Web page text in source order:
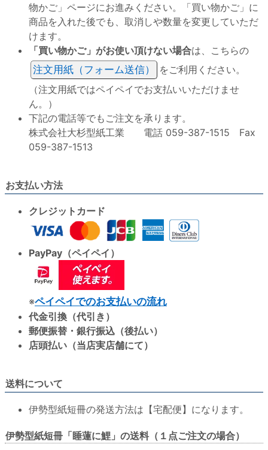
物かご」ページにお進みください。「買い物かご」に
商品を入れた後でも、取消しや数量を変更していただ
けます。
「買い物かご」がお使い頂けない場合は、こちらの
注文用紙（フォーム送信）
をご利用ください。
（注文用紙ではペイペイでお支払いいただけませ
ん。）
下記の電話等でもご注文を承ります。
株式会社大杉型紙工業 電話 059-387-1515 Fax
059-387-1513
お支払い方法
クレジットカード
PayPay（ペイペイ）
※ペイペイでのお支払いの流れ
代金引換（代引き）
郵便振替・銀行振込（後払い）
店頭払い（当店実店舗にて）
送料について
伊勢型紙短冊の発送方法は【宅配便】になります。
伊勢型紙短冊「睡蓮に鯉」の送料（１点ご注文の場合）